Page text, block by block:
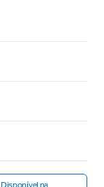
Disponível na